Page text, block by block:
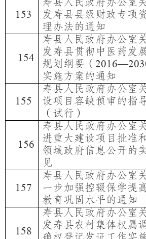
153
发寿县县级财政专项
理办法的通知
154
寿县人民政府办公室
发寿县贯彻中医药发
规划纲要（
实施方案的通知
155
寿县人民政府办公室
设项目容缺预审的指
（试行）
156
寿县人民政府办公室
进重大建设项目批准
领域政府信息公开的
见
157
寿县人民政府办公室
一步加强控辍保学提
教育巩固水平的通知
158
寿县人民政府办公室
发寿县农村集体权属